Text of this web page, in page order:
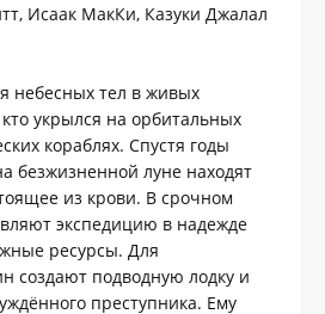
Исаак МакКи, Казуки Джалал
небесных тел в живых
кто укрылся на орбитальных
кораблях. Спустя годы
безжизненной луне находят
из крови. В срочном
экспедицию в надежде
ресурсы. Для
создают подводную лодку и
преступника. Ему